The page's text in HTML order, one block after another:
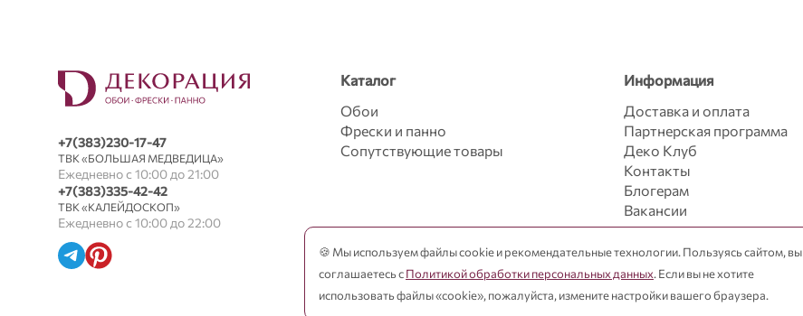
+7(383)230-17-47
ТВК «БОЛЬШАЯ МЕДВЕДИЦА»
Ежедневно с 10:00 до 21:00
+7(383)335-42-42
ТВК «КАЛЕЙДОСКОП»
Ежедневно с 10:00 до 22:00
Каталог
Обои
Фрески и панно
Сопутствующие товары
Информация
Доставка и оплата
Партнерская программа
Деко Клуб
Контакты
Блогерам
Вакансии
🍪 Мы используем файлы cookie и рекомендательные технологии. Пользуясь сайтом, вы
соглашаетесь сПолитикой обработки персональных данных. Если вы не хотите
использовать файлы «cookie», пожалуйста, измените настройки вашего браузера.